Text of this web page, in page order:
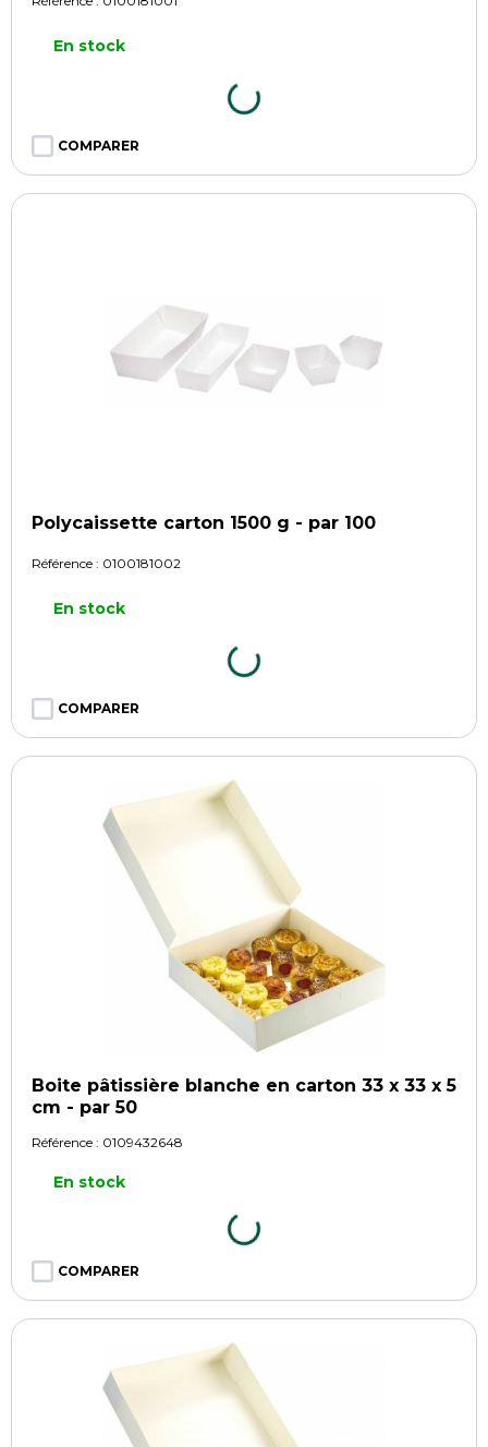
En stock
COMPARER
Polycaissette carton 1500 g - par 100
Référence : 0100181002
En stock
COMPARER
Boite pâtissière blanche en carton 33 x 33 x 5
cm - par 50
Référence : 0109432648
En stock
COMPARER